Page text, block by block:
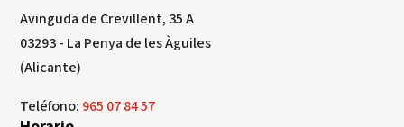
Avinguda de Crevillent, 35 A
03293 - La Penya de les Àguiles
(Alicante)
Teléfono: 965 07 84 57